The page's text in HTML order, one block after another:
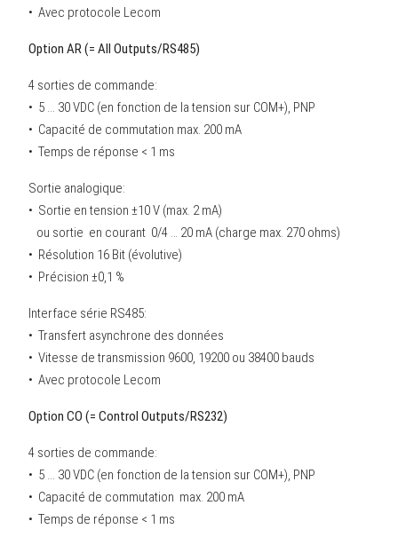
• Avec protocole Lecom
Option AR (= All Outputs/RS485)
4 sorties de commande:
• 5 ... 30 VDC (en fonction de la tension sur COM+), PNP
• Capacité de commutation max. 200 mA
• Temps de réponse < 1 ms
Sortie analogique:
• Sortie en tension ±10 V (max. 2 mA)
ou sortie en courant 0/4 … 20 mA (charge max. 270 ohms)
• Résolution 16 Bit (évolutive)
• Précision ±0,1 %
Interface série RS485:
• Transfert asynchrone des données
• Vitesse de transmission 9600, 19200 ou 38400 bauds
• Avec protocole Lecom
Option CO (= Control Outputs/RS232)
4 sorties de commande:
• 5 ... 30 VDC (en fonction de la tension sur COM+), PNP
• Capacité de commutation max. 200 mA
• Temps de réponse < 1 ms